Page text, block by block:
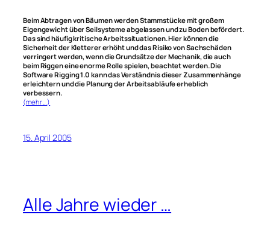
Beim Abtragen von Bäumen werden Stammstücke mit großem
Eigengewicht über Seilsysteme abgelassen und zu Boden befördert.
Das sind häufig kritische Arbeitssituationen. Hier können die
Sicherheit der Kletterer erhöht und das Risiko von Sachschäden
verringert werden, wenn die Grundsätze der Mechanik, die auch
beim Riggen eine enorme Rolle spielen, beachtet werden. Die
Software Rigging 1.0 kann das Verständnis dieser Zusammenhänge
erleichtern und die Planung der Arbeitsabläufe erheblich
verbessern.
(mehr …)
15. April 2005
Alle Jahre wieder …